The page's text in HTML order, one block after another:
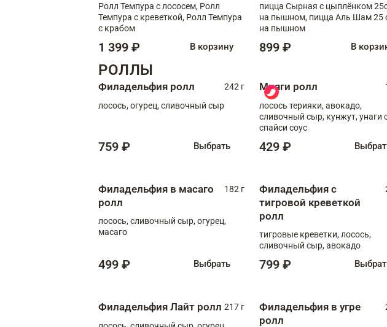
Ролл Темпура с лососем, Ролл
Темпура с креветкой, Ролл Темпура
с крабом
1 399 ₽ В корзину
пицца Сырная с цыплёнком
на пышном, пицца Аль Шам 25 см
на пышном
899 ₽ В
РОЛЛЫ
Филадельфия ролл
242 г
лосось, огурец, сливочный сыр
759 ₽ Выбрать
Мияги ролл
лосось терияки, авокадо,
сливочный сыр, кунжут, унаги
спайси соус
429 ₽
Филадельфия в масаго
ролл
182 г
лосось, сливочный сыр, огурец,
масаго
499 ₽ Выбрать
Филадельфия с
тигровой креветкой
ролл
тигровые креветки, лосось,
сливочный сыр, авокадо
799 ₽
Филадельфия Лайт ролл 217 г
Филадельфия в угре
ролл